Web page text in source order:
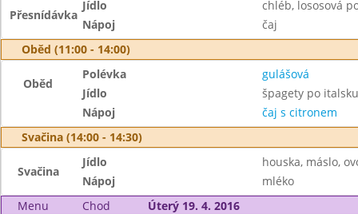
Přesnídávka
Jídlo
chléb, lososová
Nápoj
čaj
Oběd (11:00 - 14:00)
Oběd
Polévka
gulášová
Jídlo
špagety po italsku
Nápoj
čaj s citronem
Svačina (14:00 - 14:30)
Svačina
Jídlo
houska, máslo,
Nápoj
mléko
Menu
Chod
Úterý 19. 4. 2016